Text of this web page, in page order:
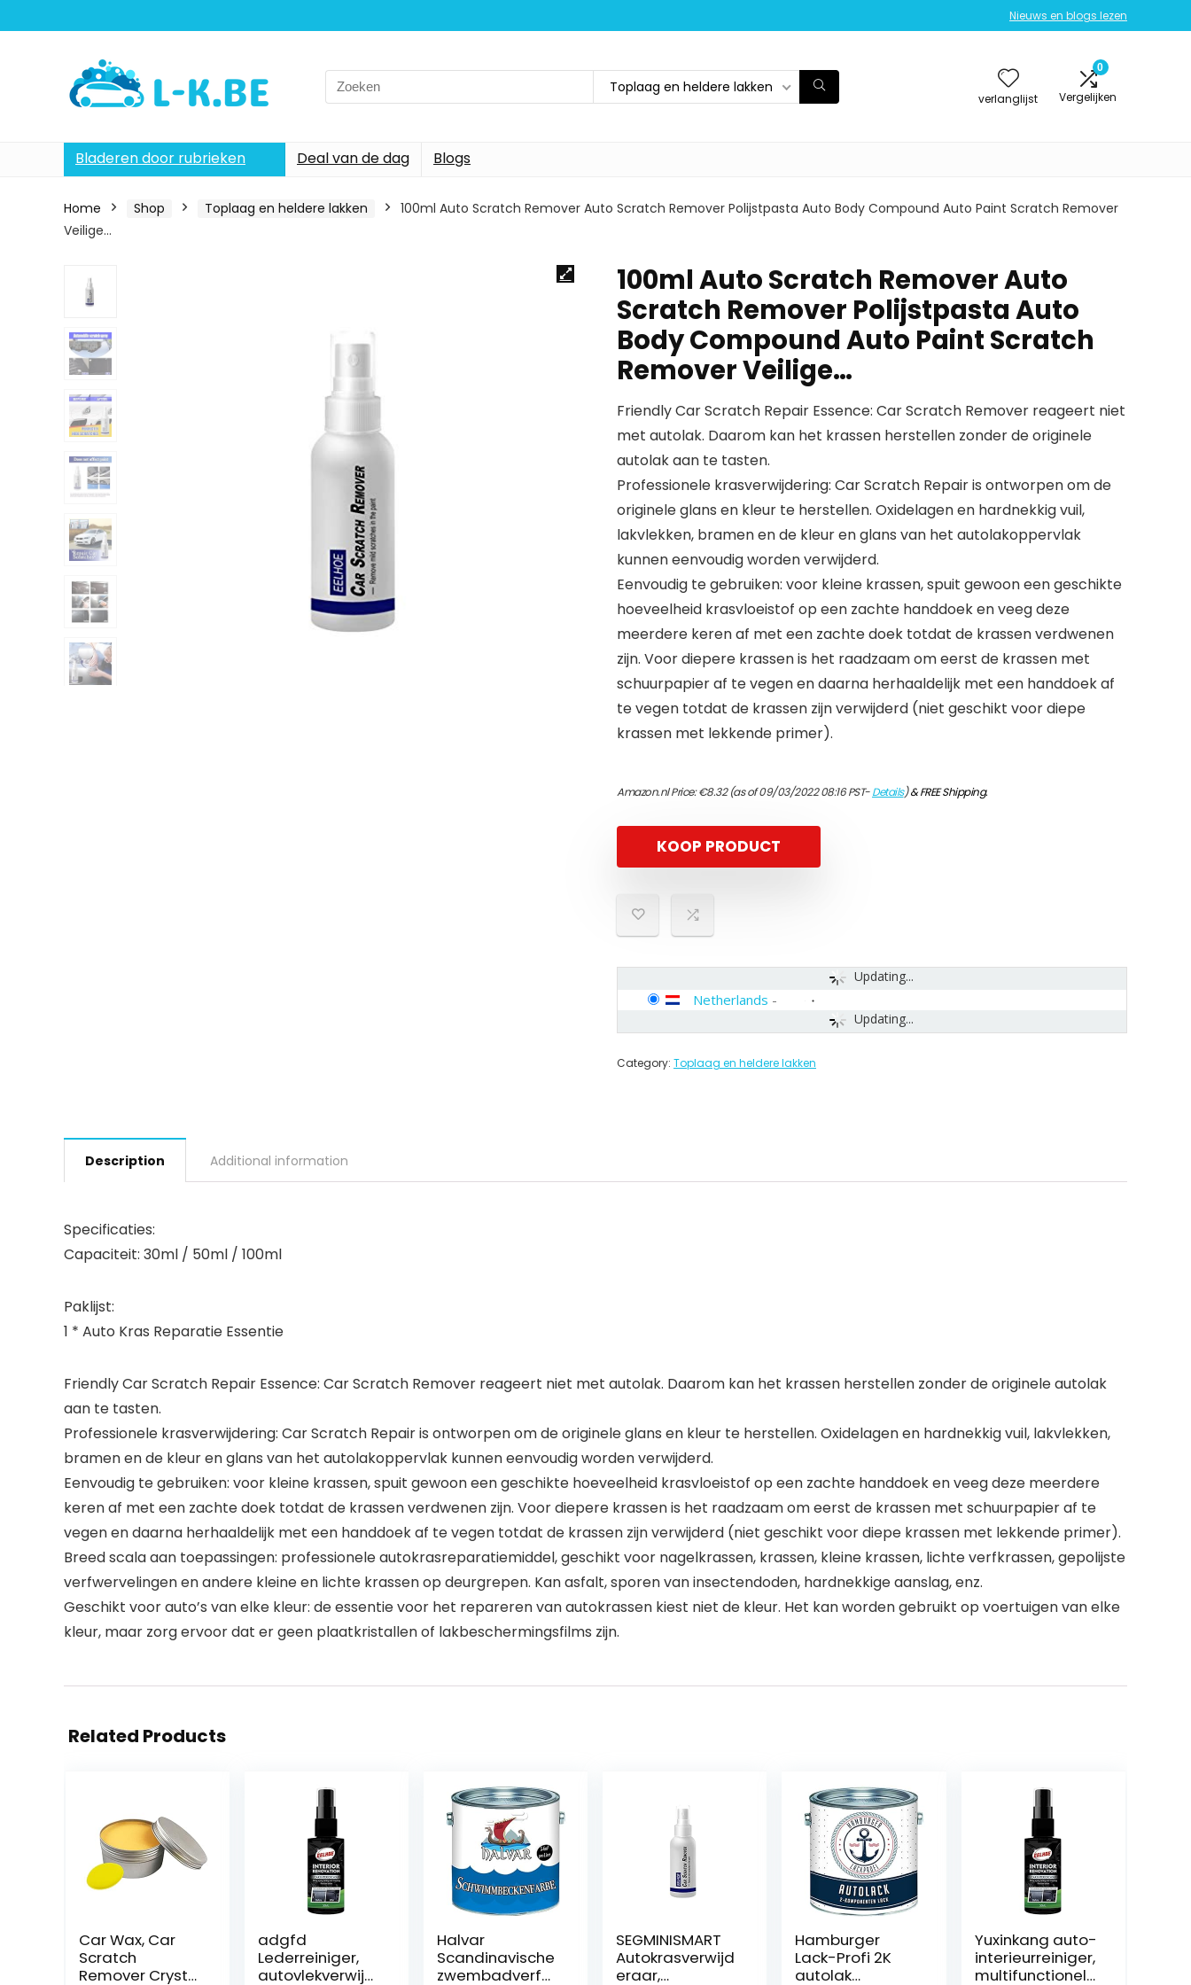
Nieuws en blogs lezen
Search
for:
Toplaag en heldere lakken
verlanglijst
0
Vergelijken
Bladeren door rubrieken Deal van de dag Blogs
Home Shop Toplaag en heldere lakken
100ml Auto Scratch Remover Auto Scratch Remover Polijstpasta Auto Body Compound Auto Paint Scratch Remover
Veilige…
100ml Auto Scratch Remover Auto
Scratch Remover Polijstpasta Auto
Body Compound Auto Paint Scratch
Remover Veilige…
Friendly Car Scratch Repair Essence: Car Scratch Remover reageert niet
met autolak. Daarom kan het krassen herstellen zonder de originele
autolak aan te tasten.
Professionele krasverwijdering: Car Scratch Repair is ontworpen om de
originele glans en kleur te herstellen. Oxidelagen en hardnekkig vuil,
lakvlekken, bramen en de kleur en glans van het autolakoppervlak
kunnen eenvoudig worden verwijderd.
Eenvoudig te gebruiken: voor kleine krassen, spuit gewoon een geschikte
hoeveelheid krasvloeistof op een zachte handdoek en veeg deze
meerdere keren af ​​met een zachte doek totdat de krassen verdwenen
zijn. Voor diepere krassen is het raadzaam om eerst de krassen met
schuurpapier af te vegen en daarna herhaaldelijk met een handdoek af
te vegen totdat de krassen zijn verwijderd (niet geschikt voor diepe
krassen met lekkende primer).
Amazon.nl Price:€8.32(as of 09/03/2022 08:16 PST-Details)&FREE Shipping.
KOOP PRODUCT
Updating...
Updating...
Netherlands -
Category: Toplaag en heldere lakken
Description Additional information
Specificaties:
Capaciteit: 30ml / 50ml / 100ml
Paklijst:
1 * Auto Kras Reparatie Essentie
Friendly Car Scratch Repair Essence: Car Scratch Remover reageert niet met autolak. Daarom kan het krassen herstellen zonder de originele autolak
aan te tasten.
Professionele krasverwijdering: Car Scratch Repair is ontworpen om de originele glans en kleur te herstellen. Oxidelagen en hardnekkig vuil, lakvlekken,
bramen en de kleur en glans van het autolakoppervlak kunnen eenvoudig worden verwijderd.
Eenvoudig te gebruiken: voor kleine krassen, spuit gewoon een geschikte hoeveelheid krasvloeistof op een zachte handdoek en veeg deze meerdere
keren af ​​met een zachte doek totdat de krassen verdwenen zijn. Voor diepere krassen is het raadzaam om eerst de krassen met schuurpapier af te
vegen en daarna herhaaldelijk met een handdoek af te vegen totdat de krassen zijn verwijderd (niet geschikt voor diepe krassen met lekkende primer).
Breed scala aan toepassingen: professionele autokrasreparatiemiddel, geschikt voor nagelkrassen, krassen, kleine krassen, lichte verfkrassen, gepolijste
verfwervelingen en andere kleine en lichte krassen op deurgrepen. Kan asfalt, sporen van insectendoden, hardnekkige aanslag, enz.
Geschikt voor auto’s van elke kleur: de essentie voor het repareren van autokrassen kiest niet de kleur. Het kan worden gebruikt op voertuigen van elke
kleur, maar zorg ervoor dat er geen plaatkristallen of lakbeschermingsfilms zijn.
Related Products
Car Wax, Car
Scratch
Remover Crystal
adgfd
Lederreiniger,
autovlekverwijd
Halvar
Scandinavische
zwembadverf
SEGMINISMART
Autokrasverwijd
eraar,
Hamburger
Lack-Profi 2K
autolak
Yuxinkang auto-
interieurreiniger,
multifunctionele